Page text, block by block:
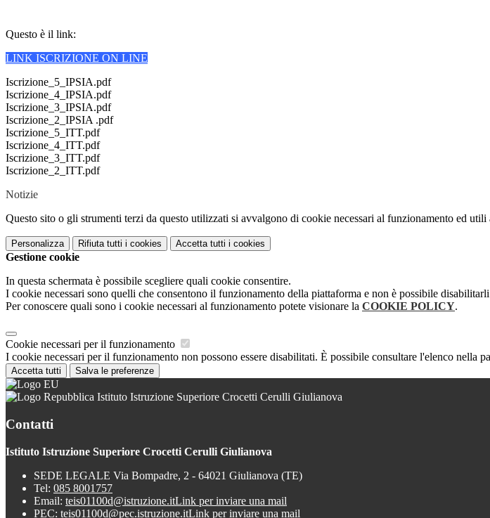
Questo è il link:
LINK ISCRIZIONE ON LINE
Iscrizione_5_IPSIA.pdf
Iscrizione_4_IPSIA.pdf
Iscrizione_3_IPSIA.pdf
Iscrizione_2_IPSIA .pdf
Iscrizione_5_ITT.pdf
Iscrizione_4_ITT.pdf
Iscrizione_3_ITT.pdf
Iscrizione_2_ITT.pdf
Notizie
Questo sito o gli strumenti terzi da questo utilizzati si avvalgono di cookie necessari al funzionamento ed
Personalizza Rifiuta tutti i cookies Accetta tutti i cookies
Gestione cookie
In questa schermata è possibile scegliere quali cookie consentire.
I cookie necessari sono quelli che consentono il funzionamento della piattaforma e non è possibile
Per conoscere quali sono i cookie necessari al funzionamento potete visionare la COOKIE POLICY.
Cookie necessari per il funzionamento
I cookie necessari per il funzionamento non possono essere disabilitati. È possibile consultare l'elenco nella
Accetta tutti Salva le preferenze
Istituto Istruzione Superiore Crocetti Cerulli Giulianova
Contatti
Istituto Istruzione Superiore Crocetti Cerulli Giulianova
SEDE LEGALE Via Bompadre, 2 - 64021 Giulianova (TE)
Tel: 085 8001757
Email: teis01100d@istruzione.itLink per inviare una mail
PEC: teis01100d@pec.istruzione.itLink per inviare una mail